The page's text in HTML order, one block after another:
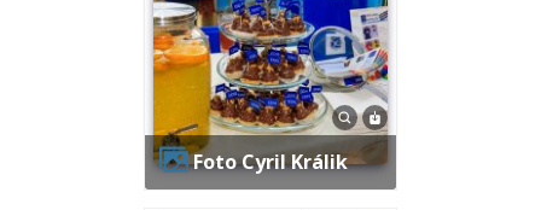
Foto Cyril Králik